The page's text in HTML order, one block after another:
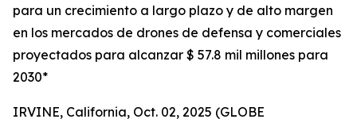
para un crecimiento a largo plazo y de alto margen
en los mercados de drones de defensa y comerciales
proyectados para alcanzar $ 57.8 mil millones para
2030*
IRVINE, California, Oct. 02, 2025 (GLOBE